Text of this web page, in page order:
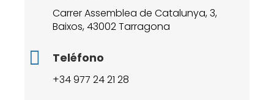
Carrer Assemblea de Catalunya, 3,
Baixos, 43002 Tarragona
Teléfono
+34 977 24 21 28